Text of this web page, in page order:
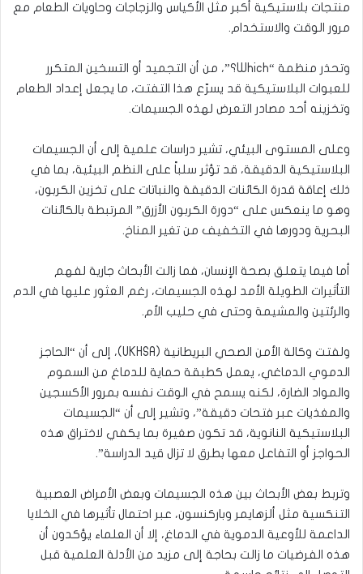
منتجات بلاستيكية أكبر مثل الأكياس والزجاجات وحاويات الطعام مع
مرور الوقت والاستخدام.
وتحذر منظمة “Which؟”، من أن التجميد أو التسخين المتكرر
للعبوات البلاستيكية قد يسرّع هذا التفتت، ما يجعل إعداد الطعام
وتخزينه أحد مصادر التعرض لهذه الجسيمات.
وعلى المستوى البيئي، تشير دراسات علمية إلى أن الجسيمات
البلاستيكية الدقيقة، قد تؤثر سلباً على النظم البيئية، بما في
ذلك إعاقة قدرة الكائنات الدقيقة والنباتات على تخزين الكربون،
وهو ما ينعكس على “دورة الكربون الأزرق” المرتبطة بالكائنات
البحرية ودورها في التخفيف من تغير المناخ.
أما فيما يتعلق بصحة الإنسان، فما زالت الأبحاث جارية لفهم
التأثيرات الطويلة الأمد لهذه الجسيمات، رغم العثور عليها في الدم
والرئتين والمشيمة وحتى في حليب الأم.
ولفتت وكالة الأمن الصحي البريطانية (UKHSA)، إلى أن “الحاجز
الدموي الدماغي، يعمل كطبقة حماية للدماغ من السموم
والمواد الضارة، لكنه يسمح في الوقت نفسه بمرور الأكسجين
والمغذيات عبر فتحات دقيقة”، وتشير إلى أن “الجسيمات
البلاستيكية النانوية، قد تكون صغيرة بما يكفي لاختراق هذه
الحواجز أو التفاعل معها بطرق لا تزال قيد الدراسة”.
وتربط بعض الأبحاث بين هذه الجسيمات وبعض الأمراض العصبية
التنكسية مثل ألزهايمر وباركنسون، عبر احتمال تأثيرها في الخلايا
الداعمة للأوعية الدموية في الدماغ، إلا أن العلماء يؤكدون أن
هذه الفرضيات ما زالت بحاجة إلى مزيد من الأدلة العلمية قبل